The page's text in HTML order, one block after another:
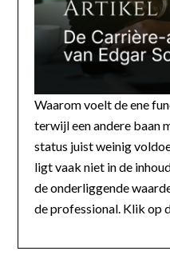
Waarom voelt de ene
terwijl een andere baan
status juist weinig
ligt vaak niet in de
de onderliggende
de professional. Klik op